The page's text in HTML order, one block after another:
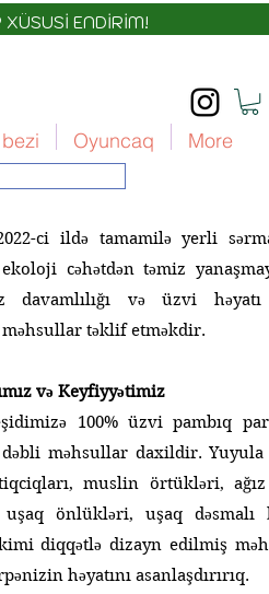
ENDİRİM!
Oyuncaq More
ci ildə tamamilə yerli
cəhətdən təmiz
davamlılığı və üzvi
təklif etməkdir.
və Keyfiyyətimiz
100% üzvi pambıq
dəbli məhsullar daxildir.
muslin örtükləri,
önlükləri, uşaq dəsmalı
kimi diqqətlə dizayn edilmiş
həyatını asanlaşdırırıq.